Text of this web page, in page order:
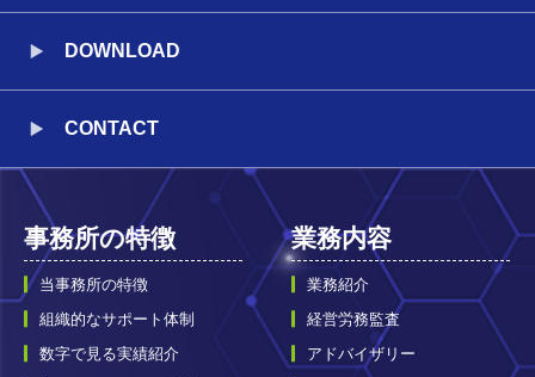
DOWNLOAD
CONTACT
事務所の特徴
当事務所の特徴
組織的なサポート体制
数字で見る実績紹介
業務内容
業務紹介
経営労務監査
アドバイザリー